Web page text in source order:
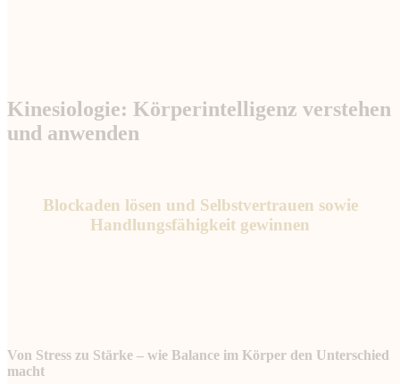
Kinesiologie: Körperintelligenz verstehen
und anwenden
Blockaden lösen und Selbstvertrauen sowie
Handlungsfähigkeit gewinnen
Von Stress zu Stärke – wie Balance im Körper den Unterschied
macht